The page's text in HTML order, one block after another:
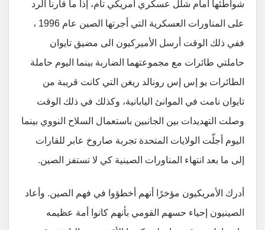
شواطئها أمام شلل عسكري أمريكي تام، إذا ما قارنا الرد
على المناورات العسكرية التي أجرتها الصين عام 1996 ،
ففي ذلك الوقت أرسل الأميركيون الى مضيق تايوان
حاملتي طائرات مع مجموعتهما الضاربة بينما اليوم حاملة
الطائرات يو إس إس رونالد ريغن التي كانت قريبة من
تايوان نامت في الموانئ اليابانية، وكذلك في ذلك الوقت
وصلت التهديدات بين الجانبين باستعمال السلاح النووي بينما
اليوم أجلّت الولايات المتحدة تجربة صاروخ عابر للقارات
إلى ما بعد انتهاء المناورات الصينية كي لا تستفز الصين.
أدرك الأمريكيون مؤخرًا أنهم أخطؤوا في فهم الصين. وأعاد
الصينيون إحياء حسهم القومي بأنهم كانوا أمة عظيمه